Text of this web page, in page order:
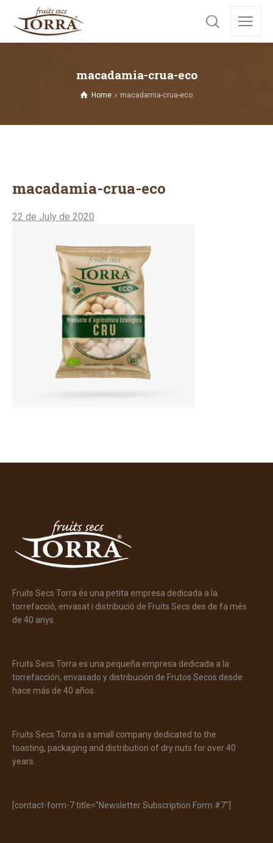
macadamia-crua-eco
Home macadamia-crua-eco
macadamia-crua-eco
22 de July de 2020
Fruits Secs Torra és una petita empresa dedicada a la
torrefacció, envasat i distribució de Fruits Secs des de fa més
de 40 anys.
Fruits Secs Torra es una pequeña empresa dedicada a la
torrefacción, envasado y distribución de Frutos Secos desde
hace más de 40 años.
Fruits Secs Torra is a small company dedicated to the
toasting, packaging and distribution of dry nuts for over 40
years.
[contact-form-7 title="Newsletter Subscription Form #7"]